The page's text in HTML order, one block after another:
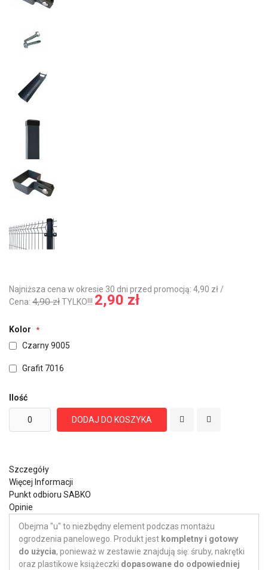
Najniższa cena w okresie 30 dni przed promocją: 4,90 zł /
Cena: 4,90 złTYLKO!!! 2,90 zł
Kolor
Czarny 9005
Grafit 7016
Ilość
DODAJ DO KOSZYKA
Szczegóły
Więcej Informacji
Punkt odbioru SABKO
Opinie
Obejma "u" to niezbędny element podczas montażu
ogrodzenia panelowego. Produkt jest kompletny i gotowy
do użycia, ponieważ w zestawie znajdują się: śruby, nakrętki
oraz plastikowe książeczki dopasowane do odpowiedniej